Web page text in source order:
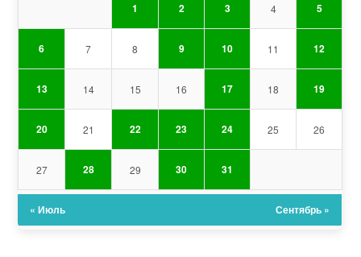
1 2 3 4 5
6 7 8 9 10 11 12
13 14 15 16 17 18 19
20 21 22 23 24 25 26
27 28 29 30 31
« Июль Сентябрь »